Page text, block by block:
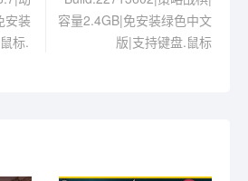
安装
标.
容量2.4GB|免安装绿色中文
版|支持键盘.鼠标